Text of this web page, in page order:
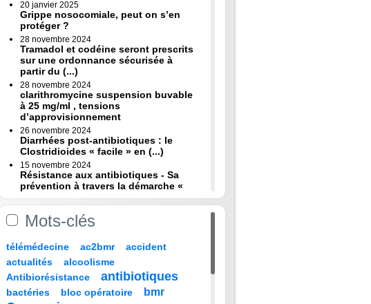
20 janvier 2025
Grippe nosocomiale, peut on s’en
protéger ?
28 novembre 2024
Tramadol et codéine seront prescrits
sur une ordonnance sécurisée à
partir du (...)
28 novembre 2024
clarithromycine suspension buvable
à 25 mg/ml , tensions
d’approvisionnement
26 novembre 2024
Diarrhées post-antibiotiques : le
Clostridioides « facile » en (...)
15 novembre 2024
Résistance aux antibiotiques - Sa
prévention à travers la démarche «
Une (...)
Erreurs de diagnostic en médecine
23 octobre 2024
Erreurs médicales : « quand leur vie
bascule » sur TF1 mardi 22 (...)
17 octobre 2024
Tramadol, codeine : de nouvelles
mesures pour prévenir la
Mots-clés
10/190
télémédecine
18/190 ac2bmr
23/190 accident
27/190
actualités
25/190 alcoolisme
9/190
Antibiorésistance
85/190 antibiotiques
9/190
bactéries
9/190 bloc opératoire
48/190 bmr
76/190